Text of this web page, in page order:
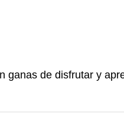
ganas de disfrutar y